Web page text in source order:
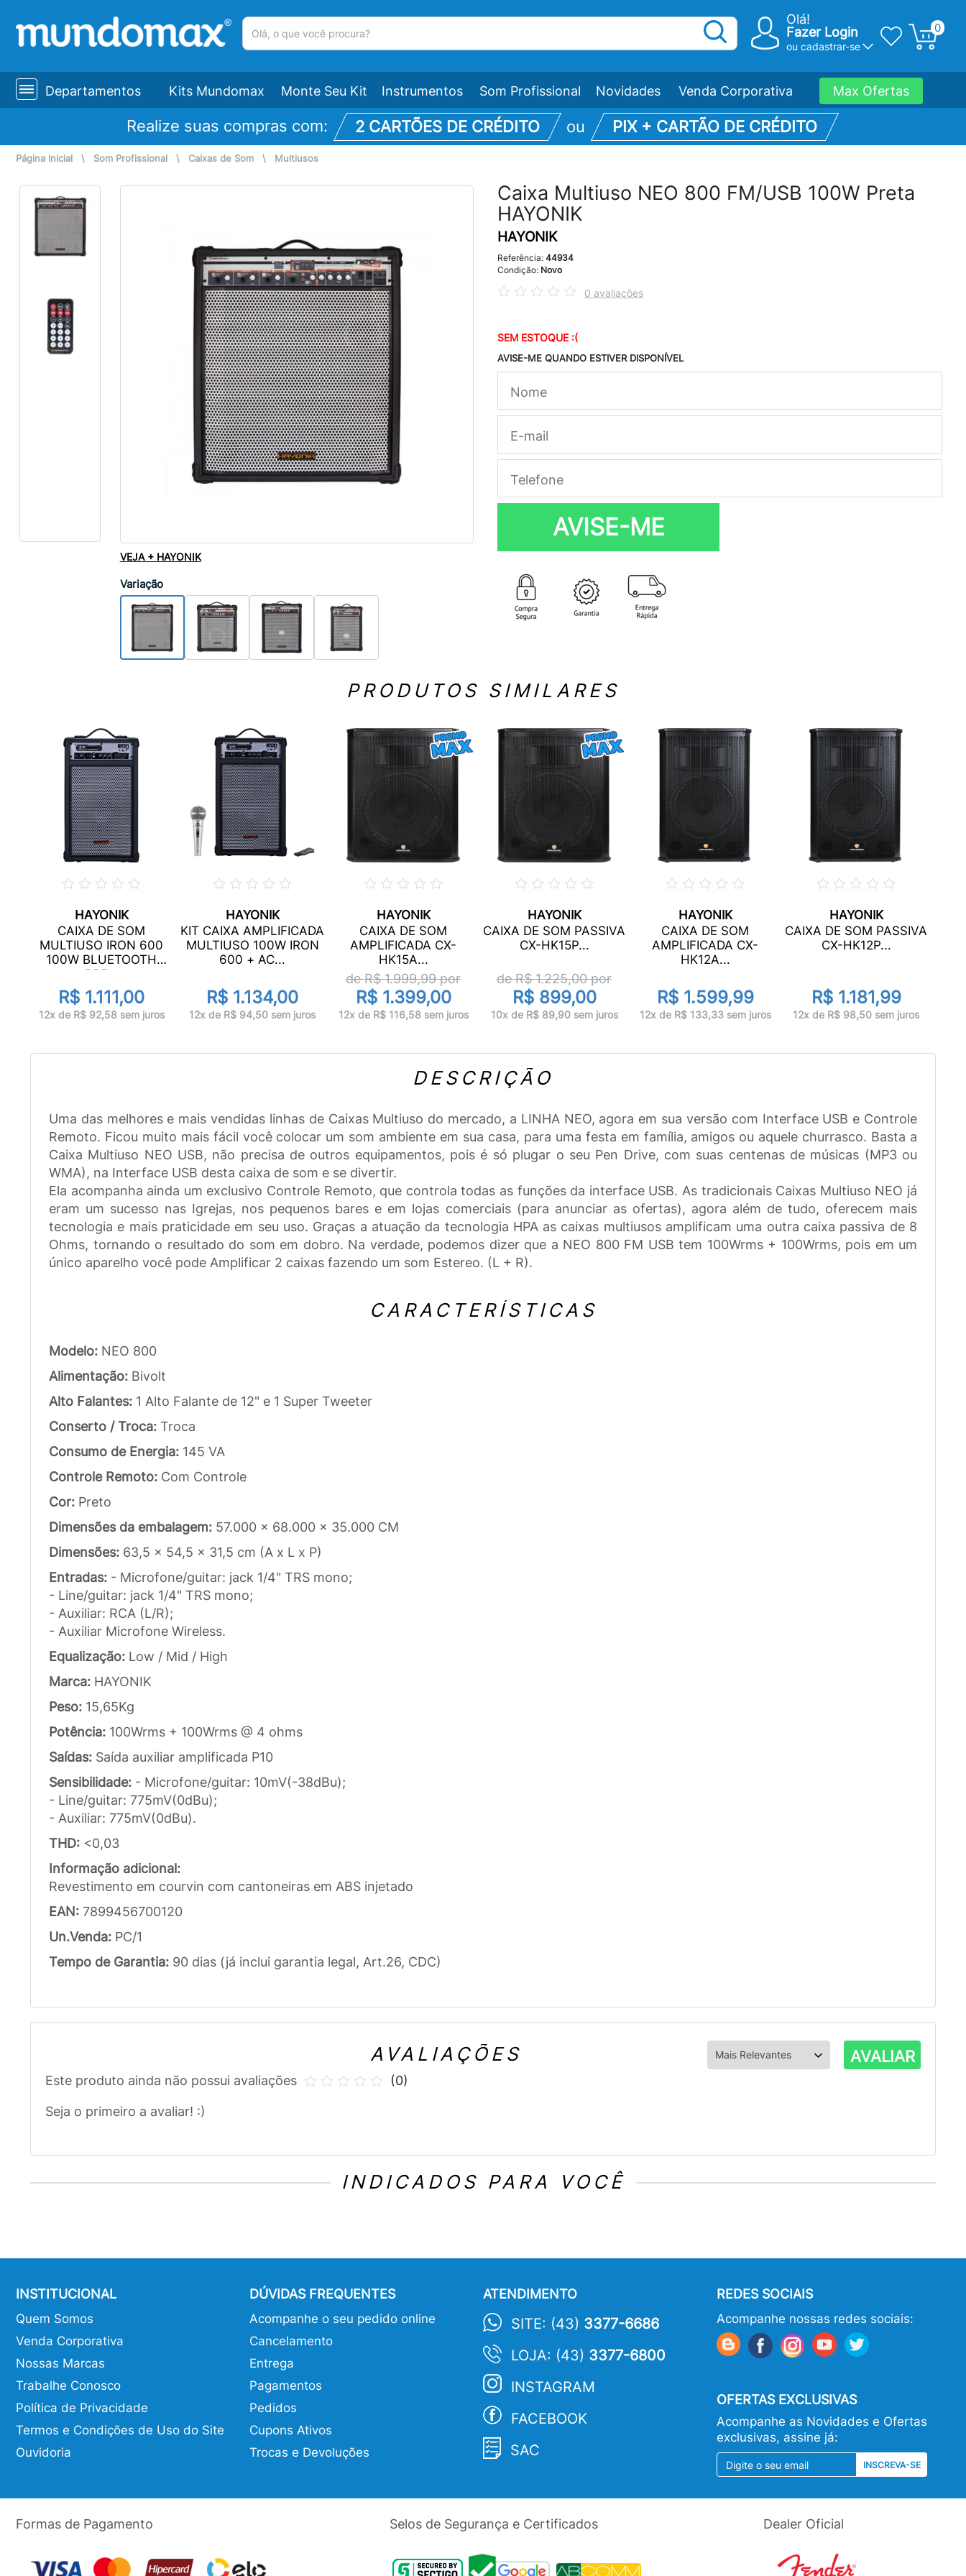
Olá!
Fazer Login
ou cadastrar-se
0
Departamentos Kits Mundomax Monte Seu Kit Instrumentos Som Profissional Novidades Venda Corporativa Max Ofertas
Realize suas compras com: 2 CARTÕES DE CRÉDITO ou PIX + CARTÃO DE CRÉDITO
Página Inicial \ Som Profissional \ Caixas de Som \ Multiusos
VEJA + HAYONIK
Variação
Caixa Multiuso NEO 800 FM/USB 100W Preta
HAYONIK
HAYONIK
Referência: 44934
Condição: Novo
0 avaliações
SEM ESTOQUE :(
AVISE-ME QUANDO ESTIVER DISPONÍVEL
AVISE-ME
PRODUTOS SIMILARES
HAYONIK
CAIXA DE SOM
MULTIUSO IRON 600
100W BLUETOOTH
PRE...
R$ 1.111,00
12x de R$ 92,58 sem juros
HAYONIK
KIT CAIXA AMPLIFICADA
MULTIUSO 100W IRON
600 + AC...
R$ 1.134,00
12x de R$ 94,50 sem juros
HAYONIK
CAIXA DE SOM
AMPLIFICADA CX-
HK15A...
de R$1.999,99por
R$ 1.399,00
12x de R$ 116,58 sem juros
HAYONIK
CAIXA DE SOM PASSIVA
CX-HK15P...
de R$1.225,00por
R$ 899,00
10x de R$ 89,90 sem juros
HAYONIK
CAIXA DE SOM
AMPLIFICADA CX-
HK12A...
R$ 1.599,99
12x de R$ 133,33 sem juros
HAYONIK
CAIXA DE SOM PASSIVA
CX-HK12P...
R$ 1.181,99
12x de R$ 98,50 sem juros
DESCRIÇÃO
Uma das melhores e mais vendidas linhas de Caixas Multiuso do mercado, a LINHA NEO, agora em sua versão com Interface USB e Controle
Remoto. Ficou muito mais fácil você colocar um som ambiente em sua casa, para uma festa em família, amigos ou aquele churrasco. Basta a
Caixa Multiuso NEO USB, não precisa de outros equipamentos, pois é só plugar o seu Pen Drive, com suas centenas de músicas (MP3 ou
WMA), na Interface USB desta caixa de som e se divertir.
Ela acompanha ainda um exclusivo Controle Remoto, que controla todas as funções da interface USB. As tradicionais Caixas Multiuso NEO já
eram um sucesso nas Igrejas, nos pequenos bares e em lojas comerciais (para anunciar as ofertas), agora além de tudo, oferecem mais
tecnologia e mais praticidade em seu uso. Graças a atuação da tecnologia HPA as caixas multiusos amplificam uma outra caixa passiva de 8
Ohms, tornando o resultado do som em dobro. Na verdade, podemos dizer que a NEO 800 FM USB tem 100Wrms + 100Wrms, pois em um
único aparelho você pode Amplificar 2 caixas fazendo um som Estereo. (L + R).
CARACTERÍSTICAS
Modelo: NEO 800
Alimentação: Bivolt
Alto Falantes: 1 Alto Falante de 12" e 1 Super Tweeter
Conserto / Troca: Troca
Consumo de Energia: 145 VA
Controle Remoto: Com Controle
Cor: Preto
Dimensões da embalagem: 57.000 x 68.000 x 35.000 CM
Dimensões: 63,5 x 54,5 x 31,5 cm (A x L x P)
Entradas: - Microfone/guitar: jack 1/4" TRS mono;
- Line/guitar: jack 1/4" TRS mono;
- Auxiliar: RCA (L/R);
- Auxiliar Microfone Wireless.
Equalização: Low / Mid / High
Marca: HAYONIK
Peso: 15,65Kg
Potência: 100Wrms + 100Wrms @ 4 ohms
Saídas: Saída auxiliar amplificada P10
Sensibilidade: - Microfone/guitar: 10mV(-38dBu);
- Line/guitar: 775mV(0dBu);
- Auxiliar: 775mV(0dBu).
THD: <0,03
Informação adicional:
Revestimento em courvin com cantoneiras em ABS injetado
EAN: 7899456700120
Un.Venda: PC/1
Tempo de Garantia: 90 dias (já inclui garantia legal, Art.26, CDC)
AVALIAÇÕES AVALIAR
Este produto ainda não possui avaliações
Seja o primeiro a avaliar! :)
(0)
INDICADOS PARA VOCÊ
INSTITUCIONAL
Quem Somos
Venda Corporativa
Nossas Marcas
Trabalhe Conosco
Política de Privacidade
Termos e Condições de Uso do Site
Ouvidoria
DÚVIDAS FREQUENTES
Acompanhe o seu pedido online
Cancelamento
Entrega
Pagamentos
Pedidos
Cupons Ativos
Trocas e Devoluções
ATENDIMENTO
SITE: (43) 3377-6686
LOJA: (43) 3377-6800
INSTAGRAM
FACEBOOK
SAC
REDES SOCIAIS
Acompanhe nossas redes sociais:
OFERTAS EXCLUSIVAS
Acompanhe as Novidades e Ofertas
exclusivas, assine já:
INSCREVA-SE
Formas de Pagamento Selos de Segurança e Certificados Dealer Oficial